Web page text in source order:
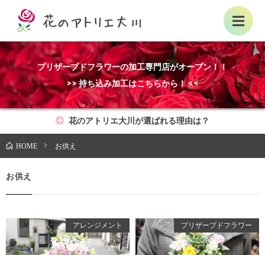
プリザーブドフラワーの加工専門店がオープン！！
>> 持ち込み加工はこちらから！ <<
花のアトリエ大川が選ばれる理由は？
HOME お供え
お供え
アレンジメント プリザーブドフラワー